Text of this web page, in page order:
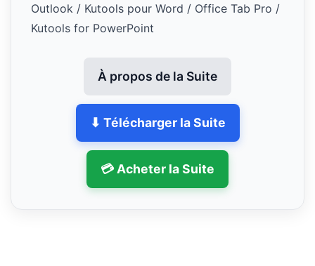
Outlook / Kutools pour Word / Office Tab Pro /
Kutools for PowerPoint
À propos de la Suite
⬇ Télécharger la Suite
💳 Acheter la Suite